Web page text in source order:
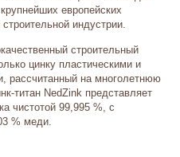
европейских
индустрии.
строительный
цинку пластическими и
рассчитанный на многолетнюю
титан NedZink представляет
чистотой 99,995 %, с
% меди.